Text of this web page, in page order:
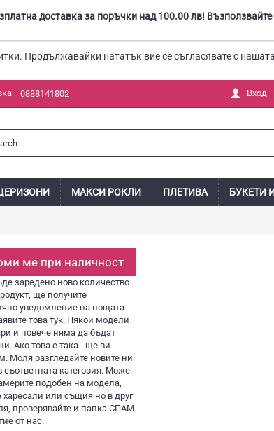
доставка за поръчки над 100.00 лв! Възползвайте
Продължавайки нататък вие се съгласявате с нашата
0888141802 Вход
МАКСИ РОКЛИ ПЛЕТИВА БУКЕТИ
ме при наличност
заредено ново количество
ще получите
уведомление на пощата
това тук. Някои модели
и повече няма да бъдат
Ако това е така - ще ви
Моля разгледайте новите ни
категория. Може
подобен на модела,
харесали или същия но в друг
проверявайте и папка СПАМ
от нас.